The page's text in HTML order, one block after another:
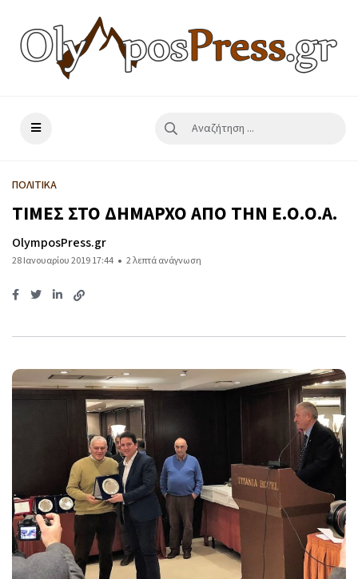
ΠΟΛΙΤΙΚΑ
ΤΙΜΕΣ ΣΤΟ ΔΗΜΑΡΧΟ ΑΠΟ ΤΗΝ Ε.Ο.Ο.Α.
OlymposPress.gr
28 Ιανουαρίου 2019 17:44 2 λεπτά ανάγνωση